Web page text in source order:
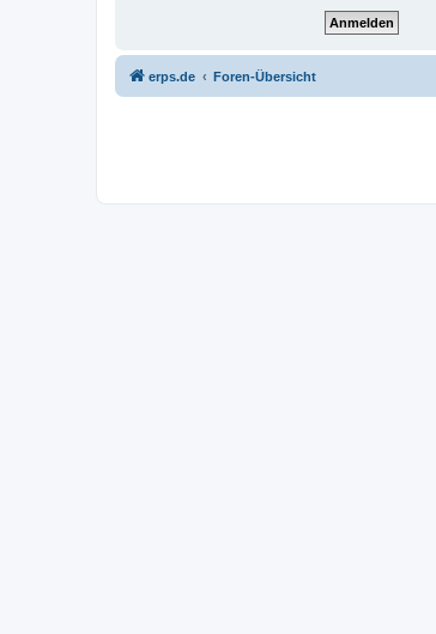
erps.de Foren-Übersicht